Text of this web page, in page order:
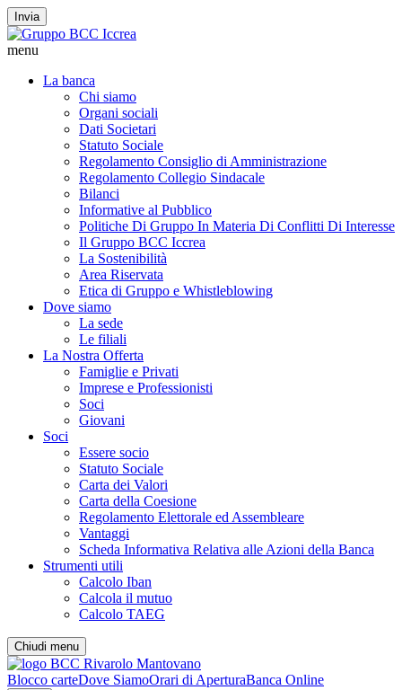
Invia
menu
La banca
Chi siamo
Organi sociali
Dati Societari
Statuto Sociale
Regolamento Consiglio di Amministrazione
Regolamento Collegio Sindacale
Bilanci
Informative al Pubblico
Politiche Di Gruppo In Materia Di Conflitti Di Interesse
Il Gruppo BCC Iccrea
La Sostenibilità
Area Riservata
Etica di Gruppo e Whistleblowing
Dove siamo
La sede
Le filiali
La Nostra Offerta
Famiglie e Privati
Imprese e Professionisti
Soci
Giovani
Soci
Essere socio
Statuto Sociale
Carta dei Valori
Carta della Coesione
Regolamento Elettorale ed Assembleare
Vantaggi
Scheda Informativa Relativa alle Azioni della Banca
Strumenti utili
Calcolo Iban
Calcola il mutuo
Calcolo TAEG
Chiudi menu
Blocco carteDove SiamoOrari di AperturaBanca Online